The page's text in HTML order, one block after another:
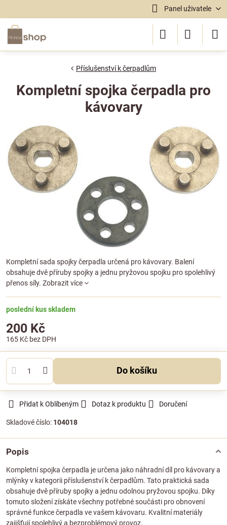
Panel uživatele
Příslušenství k čerpadlům
Kompletní spojka čerpadla pro
kávovary
Kompletní sada spojky čerpadla určená pro kávovary. Balení
obsahuje dvě příruby spojky a jednu pryžovou spojku pro spolehlivý
přenos síly. Zobrazit více
poslední kus skladem
200 Kč
165 Kč bez DPH
Do košíku
Přidat k Oblíbeným Dotaz k produktu Doručení
Skladové číslo: 104018
Popis
Kompletní spojka čerpadla je určena jako náhradní díl pro kávovary a
mlýnky v kategorii příslušenství k čerpadlům. Tato praktická sada
obsahuje dvě příruby spojky a jednu odolnou pryžovou spojku. Díky
tomuto složení získáte všechny potřebné součásti pro obnovení
správné funkce čerpadla ve vašem kávovaru. Kvalitní materiály
zajišťují spolehlivý a bezproblémový provoz.